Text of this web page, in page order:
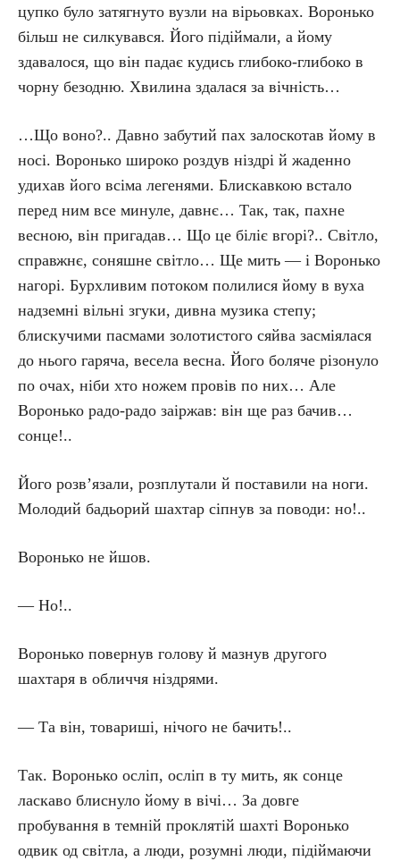
цупко було затягнуто вузли на вірьовках. Воронько
більш не силкувався. Його підіймали, а йому
здавалося, що він падає кудись глибоко-глибоко в
чорну безодню. Хвилина здалася за вічність…
…Що воно?.. Давно забутий пах залоскотав йому в
носі. Воронько широко роздув ніздрі й жаденно
удихав його всіма легенями. Блискавкою встало
перед ним все минуле, давнє… Так, так, пахне
весною, він пригадав… Що це біліє вгорі?.. Світло,
справжнє, соняшне світло… Ще мить — і Воронько
нагорі. Бурхливим потоком полилися йому в вуха
надземні вільні згуки, дивна музика степу;
блискучими пасмами золотистого сяйва засміялася
до нього гаряча, весела весна. Його боляче різонуло
по очах, ніби хто ножем провів по них… Але
Воронько радо-радо заіржав: він ще раз бачив…
сонце!..
Його розв’язали, розплутали й поставили на ноги.
Молодий бадьорий шахтар сіпнув за поводи: но!..
Воронько не йшов.
— Но!..
Воронько повернув голову й мазнув другого
шахтаря в обличчя ніздрями.
— Та він, товариші, нічого не бачить!..
Так. Воронько осліп, осліп в ту мить, як сонце
ласкаво блиснуло йому в вічі… За довге
пробування в темній проклятій шахті Воронько
одвик од світла, а люди, розумні люди, підіймаючи